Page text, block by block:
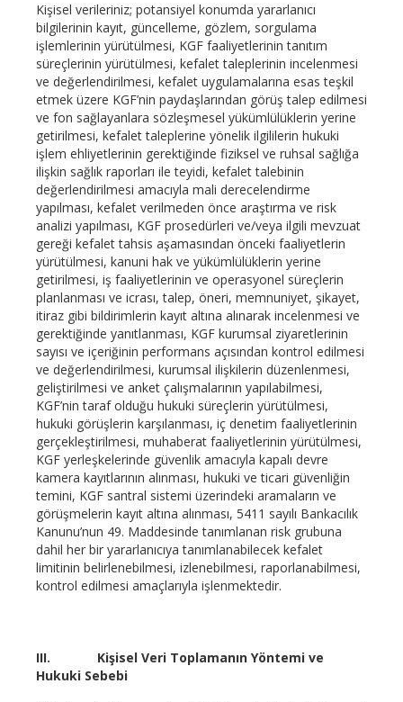
Kişisel verileriniz; potansiyel konumda yararlanıcı
bilgilerinin kayıt, güncelleme, gözlem, sorgulama
işlemlerinin yürütülmesi, KGF faaliyetlerinin tanıtım
süreçlerinin yürütülmesi, kefalet taleplerinin incelenmesi
ve değerlendirilmesi, kefalet uygulamalarına esas teşkil
etmek üzere KGF’nin paydaşlarından görüş talep edilmesi
ve fon sağlayanlara sözleşmesel yükümlülüklerin yerine
getirilmesi, kefalet taleplerine yönelik ilgililerin hukuki
işlem ehliyetlerinin gerektiğinde fiziksel ve ruhsal sağlığa
ilişkin sağlık raporları ile teyidi, kefalet talebinin
değerlendirilmesi amacıyla mali derecelendirme
yapılması, kefalet verilmeden önce araştırma ve risk
analizi yapılması, KGF prosedürleri ve/veya ilgili mevzuat
gereği kefalet tahsis aşamasından önceki faaliyetlerin
yürütülmesi, kanuni hak ve yükümlülüklerin yerine
getirilmesi, iş faaliyetlerinin ve operasyonel süreçlerin
planlanması ve icrası, talep, öneri, memnuniyet, şikayet,
itiraz gibi bildirimlerin kayıt altına alınarak incelenmesi ve
gerektiğinde yanıtlanması, KGF kurumsal ziyaretlerinin
sayısı ve içeriğinin performans açısından kontrol edilmesi
ve değerlendirilmesi, kurumsal ilişkilerin düzenlenmesi,
geliştirilmesi ve anket çalışmalarının yapılabilmesi,
KGF’nin taraf olduğu hukuki süreçlerin yürütülmesi,
hukuki görüşlerin karşılanması, iç denetim faaliyetlerinin
gerçekleştirilmesi, muhaberat faaliyetlerinin yürütülmesi,
KGF yerleşkelerinde güvenlik amacıyla kapalı devre
kamera kayıtlarının alınması, hukuki ve ticari güvenliğin
temini, KGF santral sistemi üzerindeki aramaların ve
görüşmelerin kayıt altına alınması, 5411 sayılı Bankacılık
Kanunu’nun 49. Maddesinde tanımlanan risk grubuna
dahil her bir yararlanıcıya tanımlanabilecek kefalet
limitinin belirlenebilmesi, izlenebilmesi, raporlanabilmesi,
kontrol edilmesi amaçlarıyla işlenmektedir.
III. Kişisel Veri Toplamanın Yöntemi ve
Hukuki Sebebi